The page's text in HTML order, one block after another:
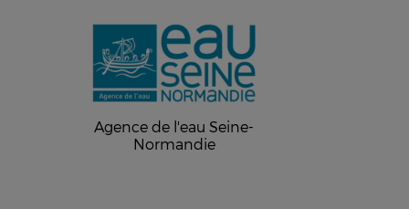
Agence de l'eau Seine-
Normandie